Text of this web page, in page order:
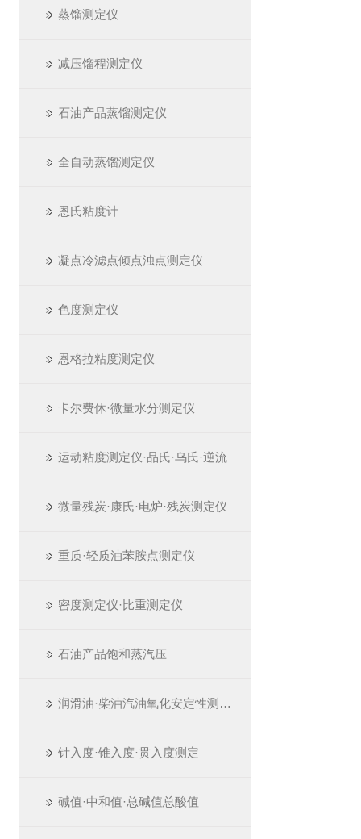
蒸馏测定仪
减压馏程测定仪
石油产品蒸馏测定仪
全自动蒸馏测定仪
恩氏粘度计
凝点冷滤点倾点浊点测定仪
色度测定仪
恩格拉粘度测定仪
卡尔费休·微量水分测定仪
运动粘度测定仪·品氏·乌氏·逆流
微量残炭·康氏·电炉·残炭测定仪
重质·轻质油苯胺点测定仪
密度测定仪·比重测定仪
石油产品饱和蒸汽压
润滑油·柴油汽油氧化安定性测定仪
针入度·锥入度·贯入度测定
碱值·中和值·总碱值总酸值